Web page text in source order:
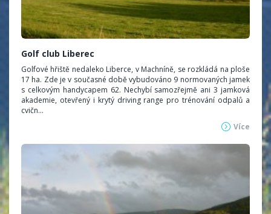
Golf club Liberec
Golfové hřiště nedaleko Liberce, v Machníně, se rozkládá na ploše
17 ha. Zde je v současné době vybudováno 9 normovaných jamek
s celkovým handycapem 62. Nechybí samozřejmě ani 3 jamková
akademie, otevřený i krytý driving range pro trénování odpalů a
cvičn...
Více